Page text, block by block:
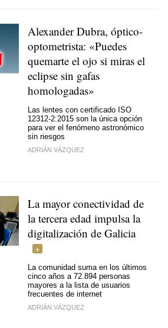
Alexander Dubra, óptico-
optometrista: «Puedes
quemarte el ojo si miras el
eclipse sin gafas
homologadas»
Las lentes con certificado ISO
12312-2:2015 son la única opción
para ver el fenómeno astronómico
sin riesgos
ADRIÁN VÁZQUEZ
La mayor conectividad de
la tercera edad impulsa la
digitalización de Galicia
La comunidad suma en los últimos
cinco años a 72.894 personas
mayores a la lista de usuarios
frecuentes de internet
ADRIÁN VÁZQUEZ